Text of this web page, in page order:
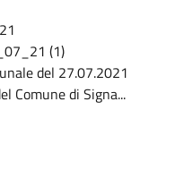
(1)
del 27.07.2021
Comune di Signa...